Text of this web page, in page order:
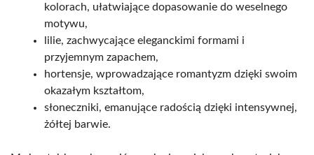
kolorach, ułatwiające dopasowanie do weselnego
motywu,
lilie, zachwycające eleganckimi formami i
przyjemnym zapachem,
hortensje, wprowadzające romantyzm dzięki swoim
okazałym kształtom,
słoneczniki, emanujące radością dzięki intensywnej,
żółtej barwie.